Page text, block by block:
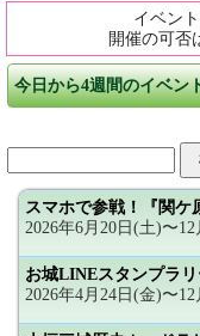
イベン
開催の可否
今日から4週間のイベ
スマホで参戦！『関ケ
2026年6月20日(土)〜
お城LINEスタンプラ
2026年4月24日(金)〜